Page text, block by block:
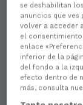
se deshabilitan
anuncios que ves
volver a acceder
el
enlace
inferior de la
del fondo a la
efecto dentro de
más, consulta